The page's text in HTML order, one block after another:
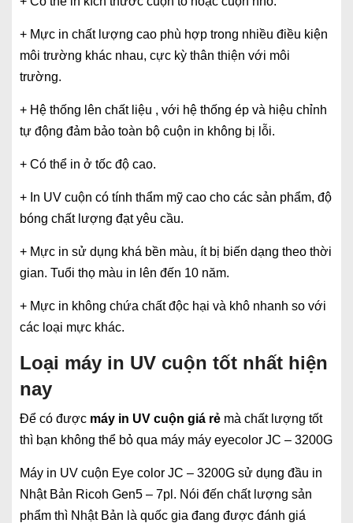
+ Mực in chất lượng cao phù hợp trong nhiều điều kiện
môi trường khác nhau, cực kỳ thân thiện với môi
trường.
+ Hệ thống lên chất liệu , với hệ thống ép và hiệu chỉnh
tự động đảm bảo toàn bộ cuộn in không bị lỗi.
+ Có thể in ở tốc độ cao.
+ In UV cuộn có tính thẩm mỹ cao cho các sản phẩm, độ
bóng chất lượng đạt yêu cầu.
+ Mực in sử dụng khá bền màu, ít bị biến dạng theo thời
gian. Tuổi thọ màu in lên đến 10 năm.
+ Mực in không chứa chất độc hại và khô nhanh so với
các loại mực khác.
Loại máy in UV cuộn tốt nhất hiện
nay
Để có được máy in UV cuộn giá rẻ mà chất lượng tốt
thì bạn không thể bỏ qua máy máy eyecolor JC – 3200G
Máy in UV cuộn Eye color JC – 3200G sử dụng đầu in
Nhật Bản Ricoh Gen5 – 7pl. Nói đến chất lượng sản
phẩm thì Nhật Bản là quốc gia đang được đánh giá